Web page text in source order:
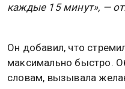
каждые 15 минут», —
Он добавил, что
максимально быстро.
словам, вызывала